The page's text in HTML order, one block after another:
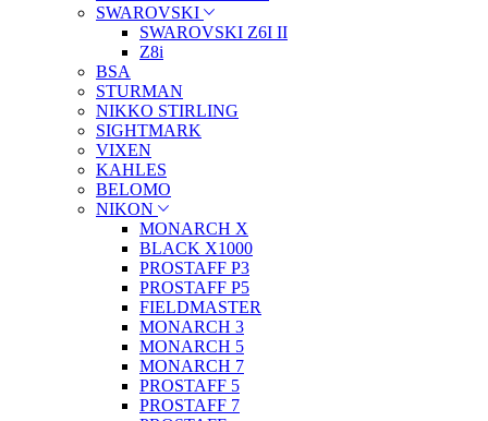
SWAROVSKI
SWAROVSKI Z6I II
Z8i
BSA
STURMAN
NIKKO STIRLING
SIGHTMARK
VIXEN
KAHLES
BELOMO
NIKON
MONARCH X
BLACK X1000
PROSTAFF P3
PROSTAFF P5
FIELDMASTER
MONARCH 3
MONARCH 5
MONARCH 7
PROSTAFF 5
PROSTAFF 7